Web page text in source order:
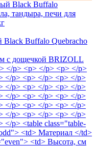
Black Buffalo Quebracho